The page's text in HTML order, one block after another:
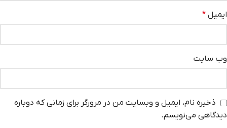
ایمیل *
وب‌ سایت
ذخیره نام، ایمیل و وبسایت من در مرورگر برای زمانی که دوباره
دیدگاهی می‌نویسم.